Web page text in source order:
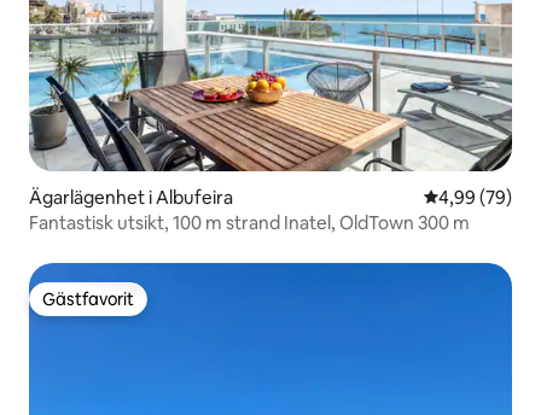
Ägarlägenhet i Albufeira 4,99 av 5 i
4,99 (79)
Fantastisk utsikt, 100 m strand Inatel, OldTown 300 m
Gästfavorit
Gästfavorit